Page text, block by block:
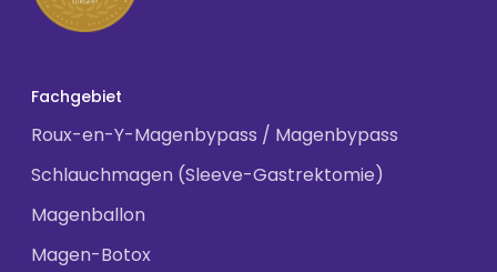
Fachgebiet
Roux-en-Y-Magenbypass / Magenbypass
Schlauchmagen (Sleeve-Gastrektomie)
Magenballon
Magen-Botox